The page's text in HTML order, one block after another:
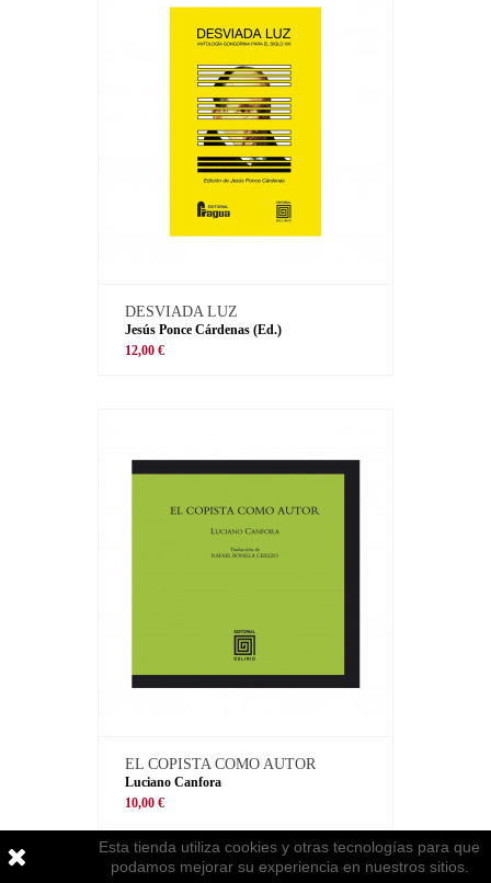
DESVIADA LUZ
Jesús Ponce Cárdenas (Ed.)
12,00 €
EL COPISTA COMO AUTOR
Luciano Canfora
10,00 €
Esta tienda utiliza cookies y otras tecnologías para que
podamos mejorar su experiencia en nuestros sitios.